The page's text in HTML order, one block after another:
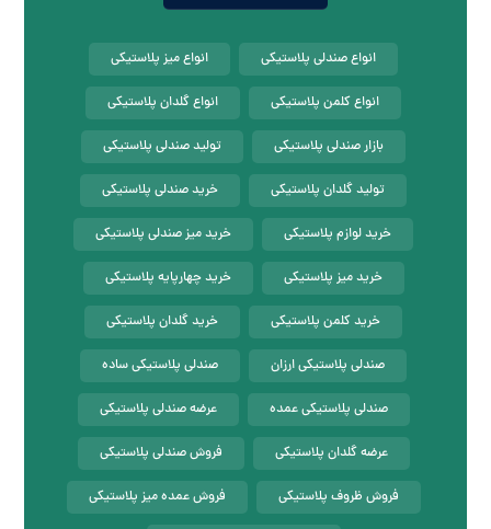
انواع صندلی پلاستیکی انواع میز پلاستیکی
انواع کلمن پلاستیکی انواع گلدان پلاستیکی
بازار صندلی پلاستیکی تولید صندلی پلاستیکی
تولید گلدان پلاستیکی خرید صندلی پلاستیکی
خرید لوازم پلاستیکی خرید میز صندلی پلاستیکی
خرید میز پلاستیکی خرید چهارپایه پلاستیکی
خرید کلمن پلاستیکی خرید گلدان پلاستیکی
صندلی پلاستیکی ارزان صندلی پلاستیکی ساده
صندلی پلاستیکی عمده عرضه صندلی پلاستیکی
عرضه گلدان پلاستیکی فروش صندلی پلاستیکی
فروش ظروف پلاستیکی فروش عمده میز پلاستیکی